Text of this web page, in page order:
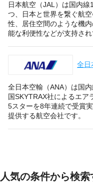
日本航空（JAL）は国内
つ、日本と世界を繋ぐ航
性、居住空間のような機
能な利便性などが支持され
全日
全日本空輸（ANA）は国
国SKYTRAX社によるエア
5スターを8年連続で受賞
提供する航空会社です。
人気の条件から検索